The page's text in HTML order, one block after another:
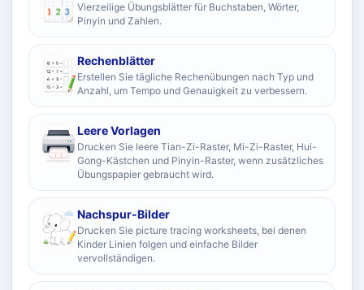
Vierzeilige Übungsblätter für Buchstaben, Wörter,
Pinyin und Zahlen.
Rechenblätter
Erstellen Sie tägliche Rechenübungen nach Typ und
Anzahl, um Tempo und Genauigkeit zu verbessern.
Leere Vorlagen
Drucken Sie leere Tian-Zi-Raster, Mi-Zi-Raster, Hui-
Gong-Kästchen und Pinyin-Raster, wenn zusätzliches
Übungspapier gebraucht wird.
Nachspur-Bilder
Drucken Sie picture tracing worksheets, bei denen
Kinder Linien folgen und einfache Bilder
vervollständigen.